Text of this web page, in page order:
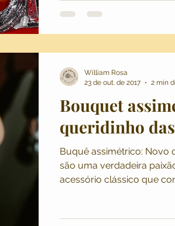
Bouquet
queridinho
Buquê assimétrico: Novo
são uma verdadeira
acessório clássico que
William Rosa
23 de out. de 2017
2 min